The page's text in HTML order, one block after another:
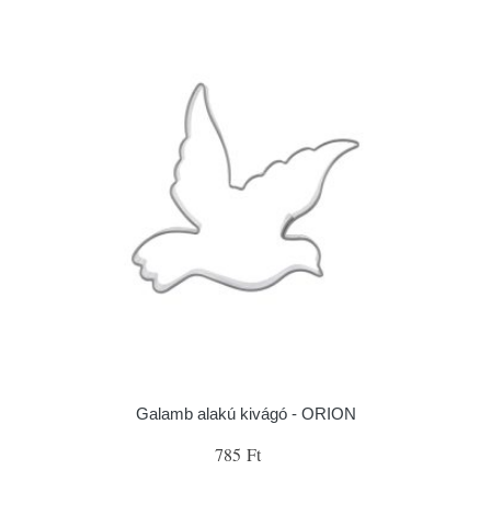
Galamb alakú kivágó - ORION
785 Ft